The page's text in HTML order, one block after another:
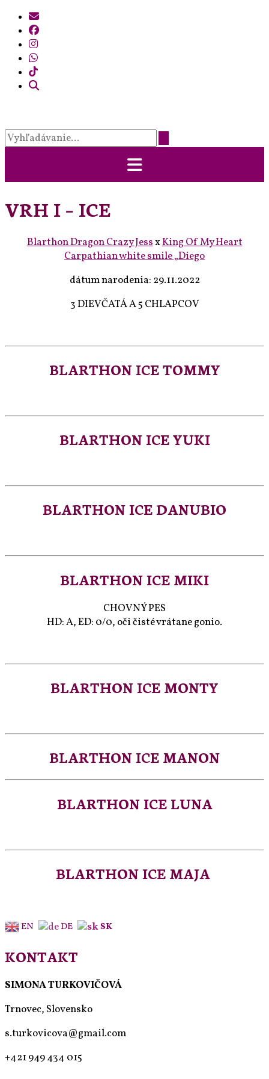
Prejsť
obsah
VRH I – ICE
Blarthon Dragon Crazy JessxKing Of My Heart
Carpathian white smile „Diego
dátum narodenia: 29.11.2022
3 DIEVČATÁ A 5 CHLAPCOV
BLARTHON ICE TOMMY
BLARTHON ICE YUKI
BLARTHON ICE DANUBIO
BLARTHON ICE MIKI
CHOVNÝ PES
HD: A, ED: 0/0, oči čisté vrátane gonio.
BLARTHON ICE MONTY
BLARTHON ICE MANON
BLARTHON ICE LUNA
BLARTHON ICE MAJA
EN DE SK
KONTAKT
SIMONA TURKOVIČOVÁ
Trnovec, Slovensko
s.turkovicova@gmail.com
+421 949 434 015